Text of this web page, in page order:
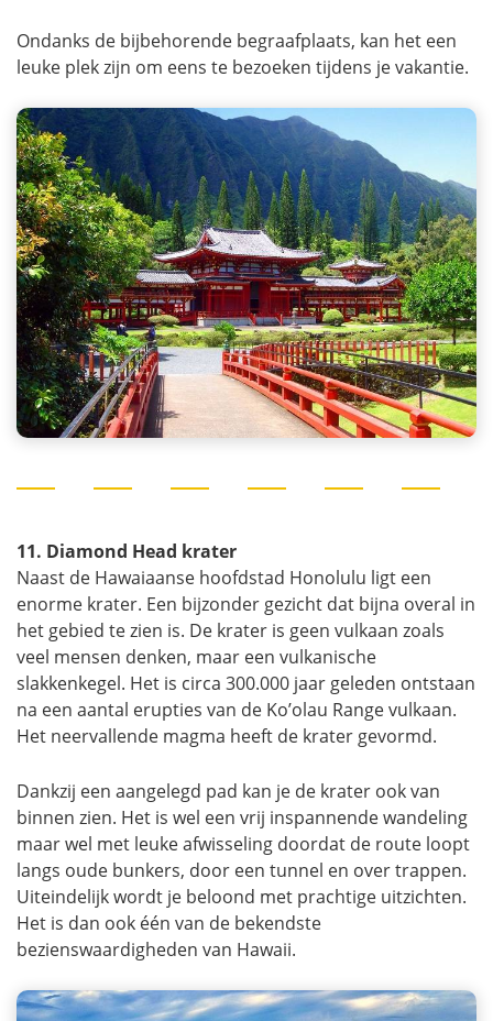
Ondanks de bijbehorende begraafplaats, kan het een
leuke plek zijn om eens te bezoeken tijdens je vakantie.
11. Diamond Head krater
Naast de Hawaiaanse hoofdstad Honolulu ligt een
enorme krater. Een bijzonder gezicht dat bijna overal in
het gebied te zien is. De krater is geen vulkaan zoals
veel mensen denken, maar een vulkanische
slakkenkegel. Het is circa 300.000 jaar geleden ontstaan
na een aantal erupties van de Ko’olau Range vulkaan.
Het neervallende magma heeft de krater gevormd.
Dankzij een aangelegd pad kan je de krater ook van
binnen zien. Het is wel een vrij inspannende wandeling
maar wel met leuke afwisseling doordat de route loopt
langs oude bunkers, door een tunnel en over trappen.
Uiteindelijk wordt je beloond met prachtige uitzichten.
Het is dan ook één van de bekendste
bezienswaardigheden van Hawaii.